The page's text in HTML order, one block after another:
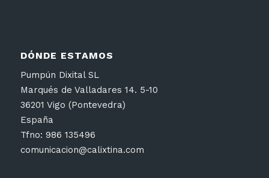
DÓNDE ESTAMOS
Pumpún Dixital SL
Marqués de Valladares 14. 5-10
36201 Vigo (Pontevedra)
España
Tfno: 986 135496
comunicacion@calixtina.com